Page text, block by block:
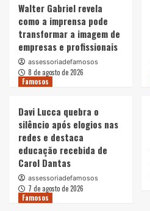
Walter Gabriel revela
como a imprensa pode
transformar a imagem de
empresas e profissionais
assessoriadefamosos
8 de agosto de 2026
Famosos
Davi Lucca quebra o
silêncio após elogios nas
redes e destaca
educação recebida de
Carol Dantas
assessoriadefamosos
7 de agosto de 2026
Famosos